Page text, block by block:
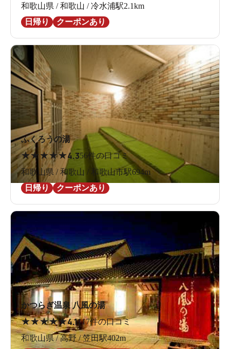
和歌山県 / 和歌山 / 冷水浦駅2.1km
日帰り
クーポンあり
ふくろうの湯
★★ ★★★4.356件の口コミ
和歌山県 / 和歌山 / 和歌山市駅694m
日帰り
クーポンあり
かつらぎ温泉 八風の湯
★★★★★4.1117件の口コミ
和歌山県 / 高野 / 笠田駅402m